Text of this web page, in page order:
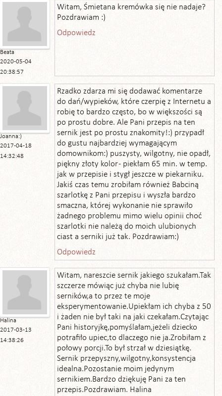
Beata
2020-05-04
20:38:57
Witam, Śmietana kremówka się nie nadaje?
Pozdrawiam :)
Odpowiedz
Joanna:)
2017-04-18
14:32:48
Rzadko zdarza mi się dodawać komentarze
do dań/wypieków, które czerpię z Internetu a
robię to bardzo często, bo w większości są
po prostu dobre. Ale Pani przepis na ten
sernik jest po prostu znakomity!:) przypadł
do gustu najbardziej wymagającym
domownikom:) puszysty, wilgotny, nie opadł,
piękny złoty kolor - piekłam 65 min. w temp.
jak w przepisie i stygł jeszcze w piekarniku.
Jakiś czas temu zrobiłam również Babciną
szarlotkę z Pani przepisu i wyszła bardzo
smaczna, której wykonanie nie sprawiło
żadnego problemu mimo wielu opinii choć
szarlotki nie należą do moich ulubionych
ciast a serniki już tak. Pozdrawiam:)
Odpowiedz
Halina
2017-03-13
14:38:26
Witam, nareszcie sernik jakiego szukałam.Tak
szczerze mówiąc już chyba nie lubię
serników,a to przez te moje
eksperymentowanie.Upiekłam ich chyba z 50
i żaden nie był taki na jaki czekałam.Czytając
Pani historyjkę,pomyślałam,jeżeli dziecko
potrafiło upiec,to dlaczego nie ja.Zrobiłam z
połowy porcji.To był strzał w dziesiątkę.
Sernik przepyszny,wilgotny,konsystencja
idealna.Pozostanie moim jedynym
sernikiem.Bardzo dziękuję Pani za ten
przepis.Pozdrawiam. Halina